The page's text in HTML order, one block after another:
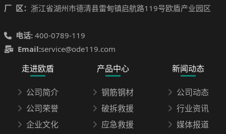
厂 区： 浙江省湖州市德清县雷甸镇启航路119号欧盾产业园区
电话: 400-0789-119
Email:service@ode119.com
走进欧盾
公司简介
公司荣誉
企业文化
产品中心
钢筋钢材
破拆救援
应急救援
新闻动态
公司动态
行业资讯
媒体报道